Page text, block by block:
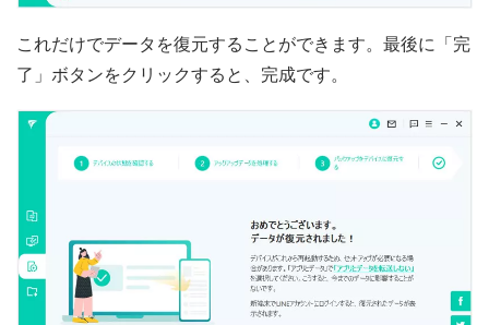
これだけでデータを復元することができます。最後に「完
了」ボタンをクリックすると、完成です。